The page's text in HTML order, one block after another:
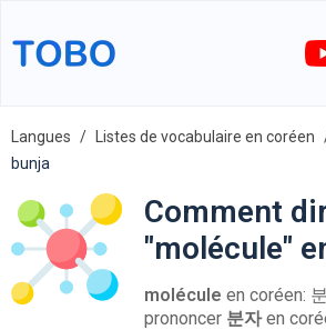
Langues Listes de vocabulaire en coréen
bunja
Comment
"molécule"
molécule en coréen:
prononcer 분자en